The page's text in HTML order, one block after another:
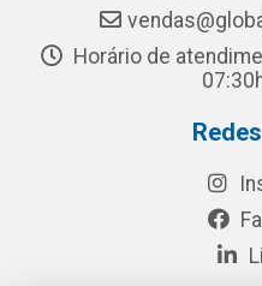
Horário de